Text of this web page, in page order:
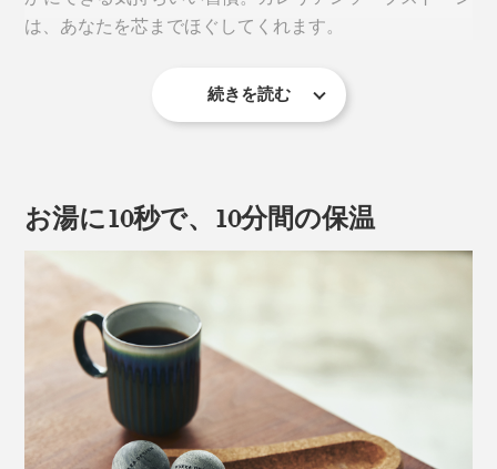
は、あなたを芯までほぐしてくれます。
続きを読む
お湯に10秒で、10分間の保温